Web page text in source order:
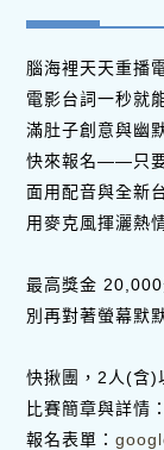
腦海裡天天重播
電影台詞一秒就
滿肚子創意與幽
快來報名——只要
面用配音與全新
用麥克風揮灑熱
最高獎金 20,000
別再對著螢幕默
快揪團，2人(含)
比賽簡章與詳情
報名表單：